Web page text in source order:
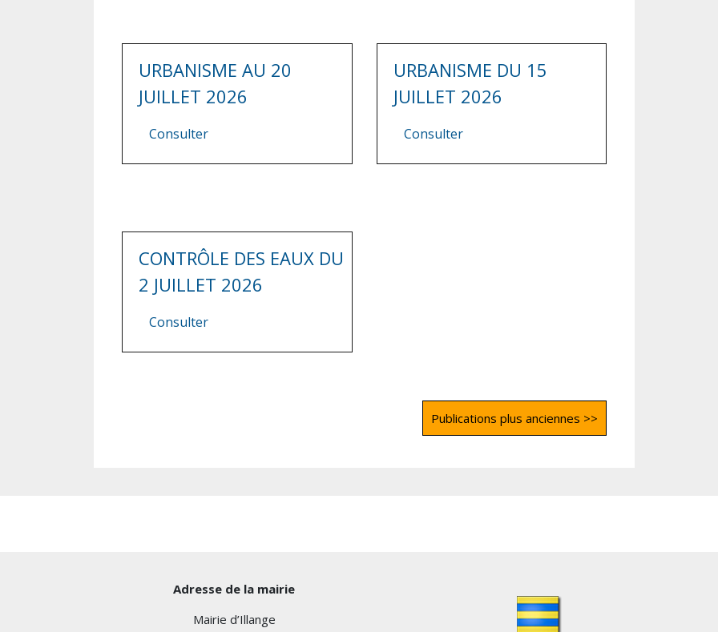
URBANISME AU 20
JUILLET 2026
Consulter
URBANISME DU 15
JUILLET 2026
Consulter
CONTRÔLE DES EAUX DU
2 JUILLET 2026
Consulter
Publications plus anciennes >>
Adresse de la mairie
Mairie d’Illange